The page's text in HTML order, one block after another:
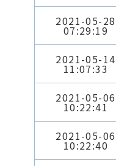
2021-05-28
07:29:19
2021-05-14
11:07:33
2021-05-06
10:22:41
2021-05-06
10:22:40